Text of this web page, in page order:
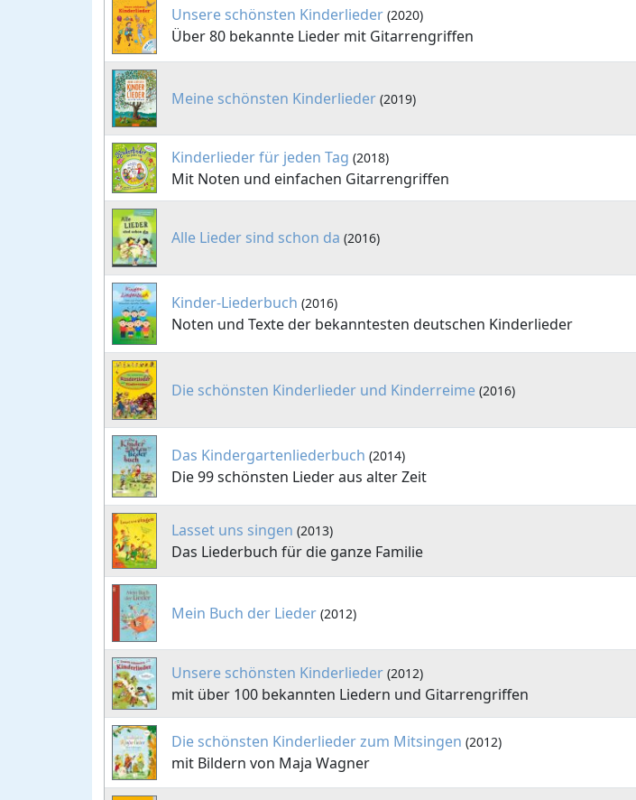
Unsere schönsten Kinderlieder (2020)
Über 80 bekannte Lieder mit Gitarrengriffen
Meine schönsten Kinderlieder (2019)
Kinderlieder für jeden Tag (2018)
Mit Noten und einfachen Gitarrengriffen
Alle Lieder sind schon da (2016)
Kinder-Liederbuch (2016)
Noten und Texte der bekanntesten deutschen Kinderlieder
Die schönsten Kinderlieder und Kinderreime (2016)
Das Kindergartenliederbuch (2014)
Die 99 schönsten Lieder aus alter Zeit
Lasset uns singen (2013)
Das Liederbuch für die ganze Familie
Mein Buch der Lieder (2012)
Unsere schönsten Kinderlieder (2012)
mit über 100 bekannten Liedern und Gitarrengriffen
Die schönsten Kinderlieder zum Mitsingen (2012)
mit Bildern von Maja Wagner